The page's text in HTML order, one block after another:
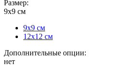
Размер:
9х9 см
9х9 см
12х12 см
Дополнительные опции:
нет